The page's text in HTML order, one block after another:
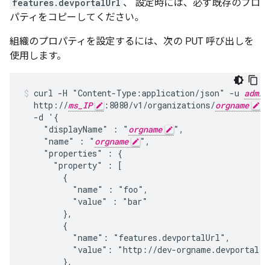
features.devportalUrl 、 設定時には、必ず既存のプロ
パティをコピーしてください。
組織のプロパティを設定するには、次の PUT 呼び出しを
使用します。
curl -H "Content-Type:application/json" -u
  http://
ms_IP :8080/v1/organizations/orgname
  -d '{
    "displayName" : "
orgname
",
    "name" : "
orgname
",
    "properties" : {
      "property" : [
        {
          "name" : "foo",
          "value" : "bar"
        },
        {
          "name": "features.devportalUrl",
"value": "http://dev-
        },